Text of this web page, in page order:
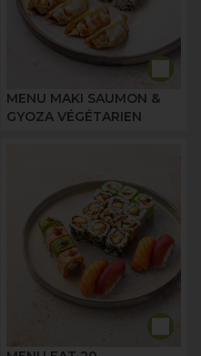
MENU MAKI SAUMON &
GYOZA VÉGÉTARIEN